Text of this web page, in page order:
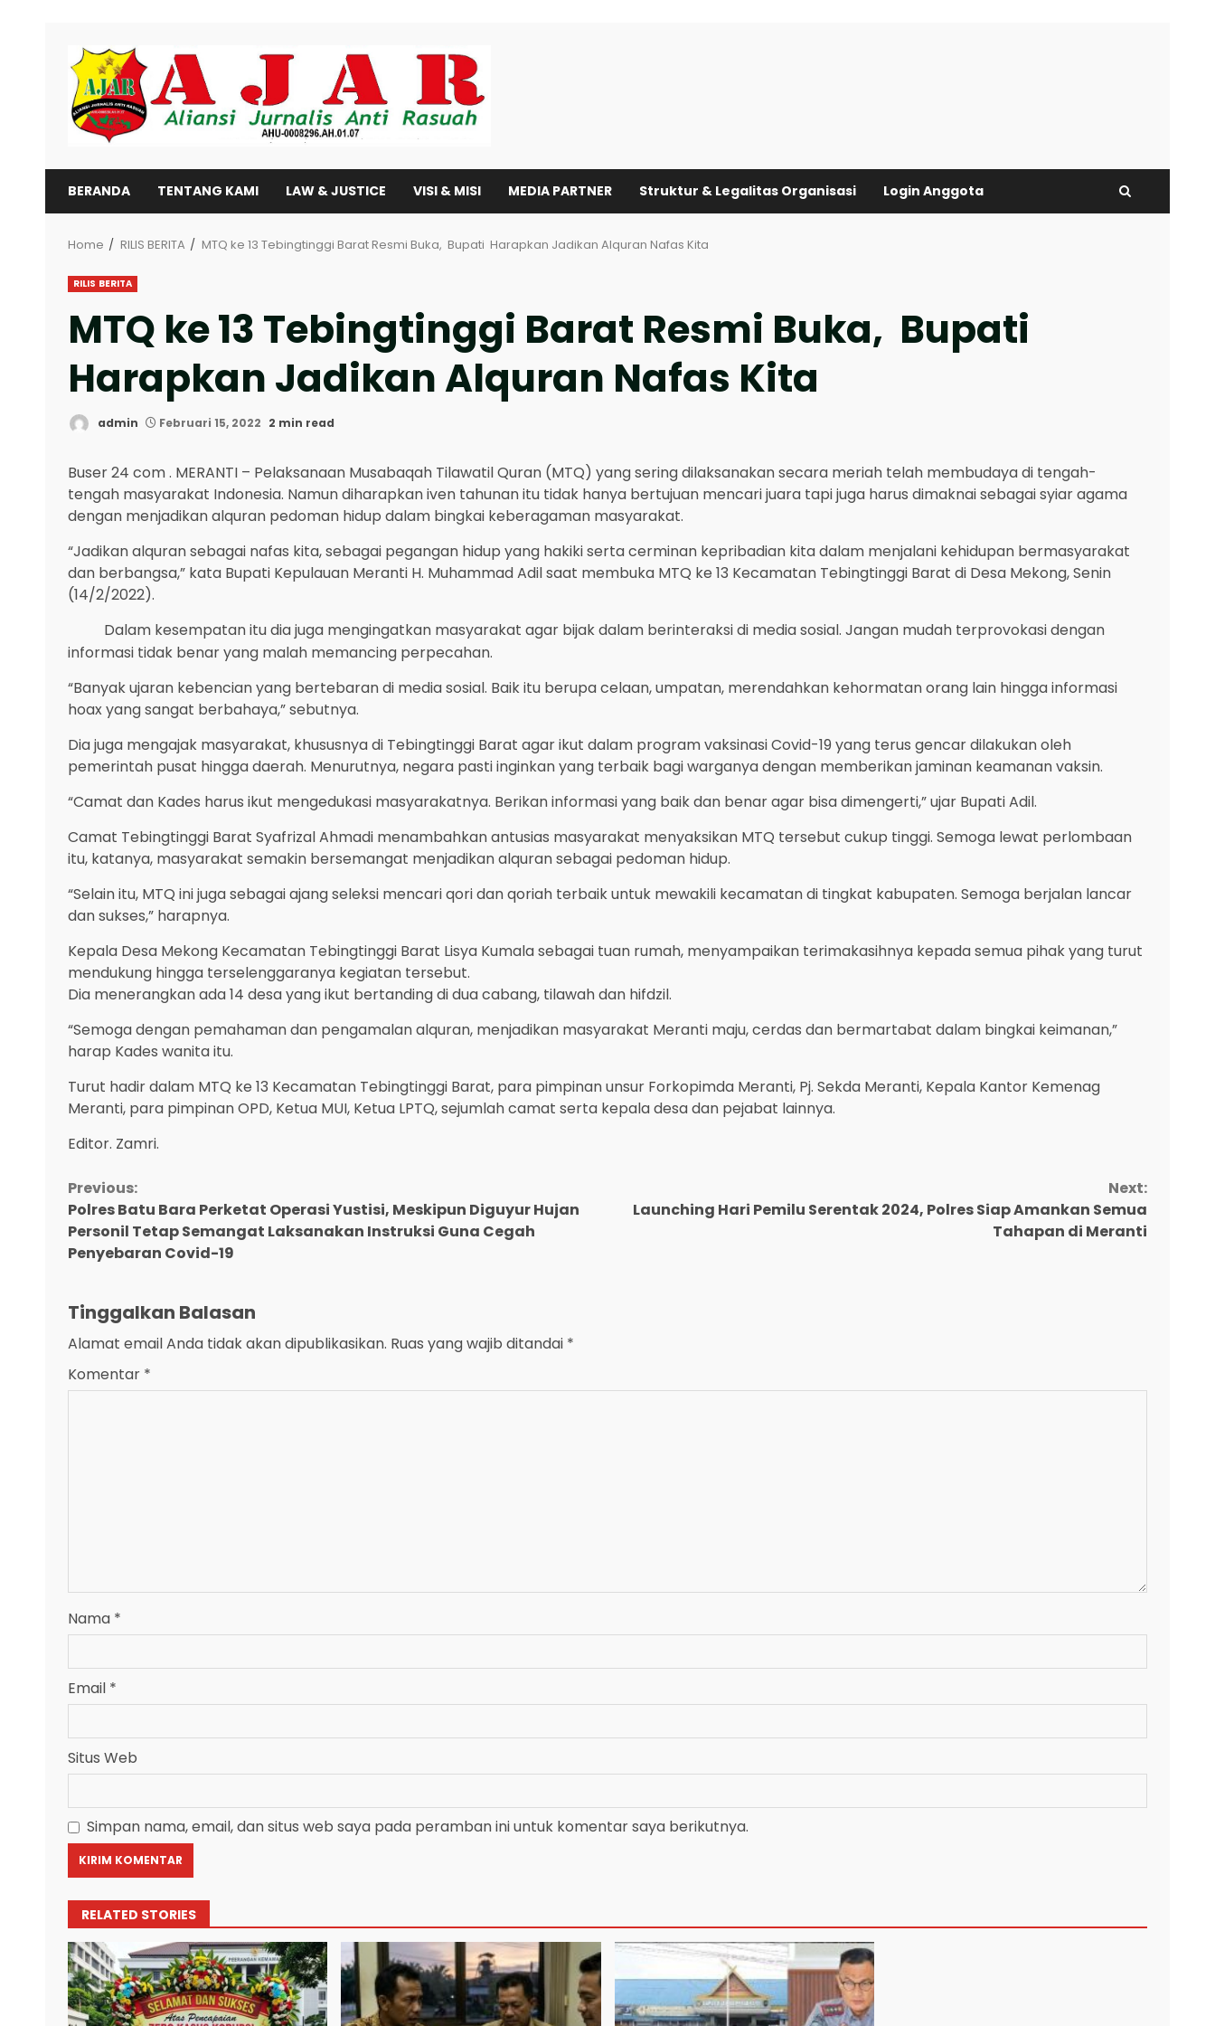
content
BERANDA TENTANG KAMI LAW & JUSTICE VISI & MISI MEDIA PARTNER Struktur & Legalitas Organisasi Login Anggota
Home RILIS BERITA MTQ ke 13 Tebingtinggi Barat Resmi Buka, Bupati Harapkan Jadikan Alquran Nafas Kita
RILIS BERITA
MTQ ke 13 Tebingtinggi Barat Resmi Buka, Bupati
Harapkan Jadikan Alquran Nafas Kita
admin Februari 15, 2022 2 min read
Buser 24 com . MERANTI – Pelaksanaan Musabaqah Tilawatil Quran (MTQ) yang sering dilaksanakan secara meriah telah membudaya di tengah-
tengah masyarakat Indonesia. Namun diharapkan iven tahunan itu tidak hanya bertujuan mencari juara tapi juga harus dimaknai sebagai syiar agama
dengan menjadikan alquran pedoman hidup dalam bingkai keberagaman masyarakat.
“Jadikan alquran sebagai nafas kita, sebagai pegangan hidup yang hakiki serta cerminan kepribadian kita dalam menjalani kehidupan bermasyarakat
dan berbangsa,” kata Bupati Kepulauan Meranti H. Muhammad Adil saat membuka MTQ ke 13 Kecamatan Tebingtinggi Barat di Desa Mekong, Senin
(14/2/2022).
Dalam kesempatan itu dia juga mengingatkan masyarakat agar bijak dalam berinteraksi di media sosial. Jangan mudah terprovokasi dengan
informasi tidak benar yang malah memancing perpecahan.
“Banyak ujaran kebencian yang bertebaran di media sosial. Baik itu berupa celaan, umpatan, merendahkan kehormatan orang lain hingga informasi
hoax yang sangat berbahaya,” sebutnya.
Dia juga mengajak masyarakat, khususnya di Tebingtinggi Barat agar ikut dalam program vaksinasi Covid-19 yang terus gencar dilakukan oleh
pemerintah pusat hingga daerah. Menurutnya, negara pasti inginkan yang terbaik bagi warganya dengan memberikan jaminan keamanan vaksin.
“Camat dan Kades harus ikut mengedukasi masyarakatnya. Berikan informasi yang baik dan benar agar bisa dimengerti,” ujar Bupati Adil.
Camat Tebingtinggi Barat Syafrizal Ahmadi menambahkan antusias masyarakat menyaksikan MTQ tersebut cukup tinggi. Semoga lewat perlombaan
itu, katanya, masyarakat semakin bersemangat menjadikan alquran sebagai pedoman hidup.
“Selain itu, MTQ ini juga sebagai ajang seleksi mencari qori dan qoriah terbaik untuk mewakili kecamatan di tingkat kabupaten. Semoga berjalan lancar
dan sukses,” harapnya.
Kepala Desa Mekong Kecamatan Tebingtinggi Barat Lisya Kumala sebagai tuan rumah, menyampaikan terimakasihnya kepada semua pihak yang turut
mendukung hingga terselenggaranya kegiatan tersebut.
Dia menerangkan ada 14 desa yang ikut bertanding di dua cabang, tilawah dan hifdzil.
“Semoga dengan pemahaman dan pengamalan alquran, menjadikan masyarakat Meranti maju, cerdas dan bermartabat dalam bingkai keimanan,”
harap Kades wanita itu.
Turut hadir dalam MTQ ke 13 Kecamatan Tebingtinggi Barat, para pimpinan unsur Forkopimda Meranti, Pj. Sekda Meranti, Kepala Kantor Kemenag
Meranti, para pimpinan OPD, Ketua MUI, Ketua LPTQ, sejumlah camat serta kepala desa dan pejabat lainnya.
Editor. Zamri.
Continue
Reading
Previous:
Polres Batu Bara Perketat Operasi Yustisi, Meskipun Diguyur Hujan
Personil Tetap Semangat Laksanakan Instruksi Guna Cegah
Penyebaran Covid-19
Next:
Launching Hari Pemilu Serentak 2024, Polres Siap Amankan Semua
Tahapan di Meranti
Tinggalkan Balasan
Alamat email Anda tidak akan dipublikasikan. Ruas yang wajib ditandai *
Komentar *
Nama *
Email *
Situs Web
Simpan nama, email, dan situs web saya pada peramban ini untuk komentar saya berikutnya.
RELATED STORIES